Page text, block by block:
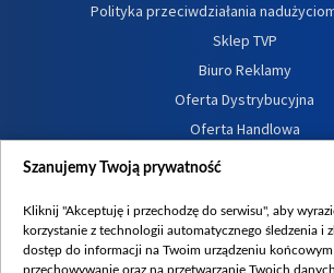
Polityka przeciwdziałania
Sklep TVP
Biuro Reklamy
Oferta Dystrybucyjna
Oferta Handlowa
Dostępność
Procedura zgłoszeń
Szanujemy Twoją prywatność
Kliknij "Akceptuję i przechodzę do serwisu", aby
korzystanie z technologii automatycznego śledzenia i
dostęp do informacji na Twoim urządzeniu
przechowywanie oraz na przetwarzanie Twoich